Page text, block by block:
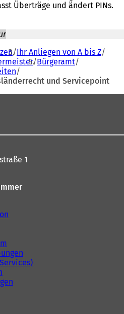
Überträge und ändert PINs.
Ihr Anliegen von A bis Z
Bürgeramt
und Servicepoint
1